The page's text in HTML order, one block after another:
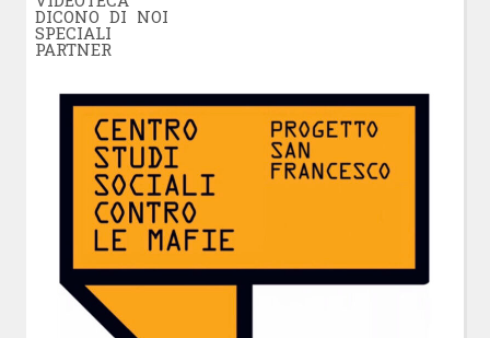
DICONO DI NOI
SPECIALI
PARTNER